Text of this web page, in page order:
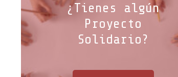
¿Tienes algún
Proyecto
Solidario?